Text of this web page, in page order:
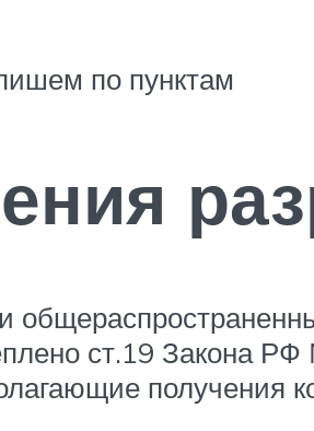
по пунктам
ст.19 Закона
получения